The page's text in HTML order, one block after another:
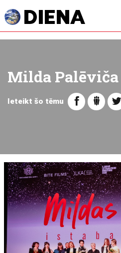
Milda Palēviča
Ieteikt šo tēmu